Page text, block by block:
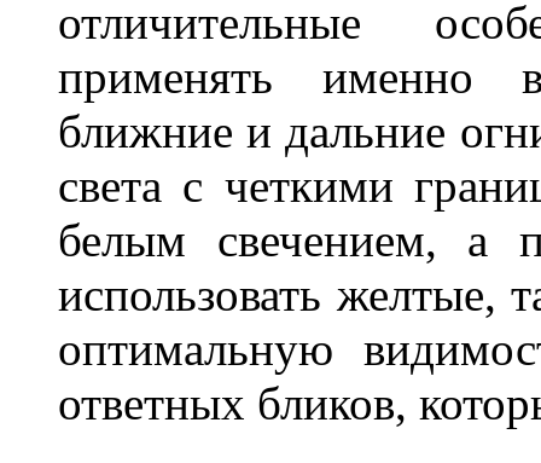
отличительные
применять именно
ближние и дальние
света с четкими
белым свечением, а
использовать желтые,
оптимальную
ответных бликов,